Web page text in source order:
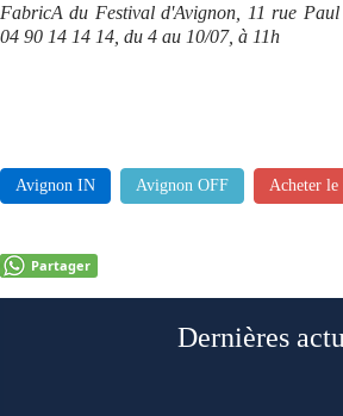
FabricA du Festival d'Avignon, 11 rue Paul
04 90 14 14 14, du 4 au 10/07, à 11h
Avignon IN Avignon OFF Acheter le
Partager
Dernières